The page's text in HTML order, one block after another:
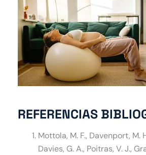
REFERENCIAS
Mottola, M. F., Davenport, M.
Davies, G. A., Poitras, V. J.,